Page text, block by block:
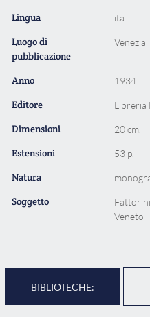
Lingua ita
Luogo di
pubblicazione
Venezia
Anno 1934
Editore Libreria
Dimensioni 20 cm.
Estensioni 53 p.
Natura
Soggetto
Veneto
BIBLIOTECHE: